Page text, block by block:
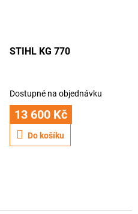
STIHL KG 770
Dostupné na objednávku
13 600 Kč
Do košíku